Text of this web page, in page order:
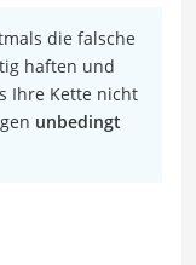
die falsche
haften und
Ihre Kette nicht
unbedingt